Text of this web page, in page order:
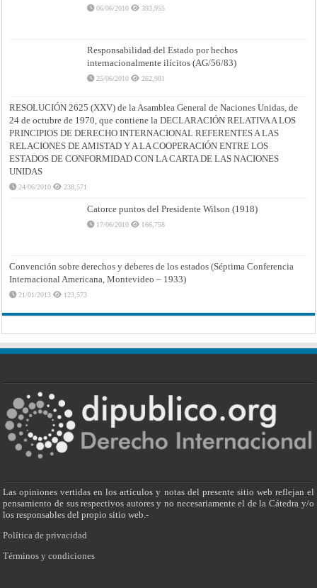
06/06/2010 393,955
Responsabilidad del Estado por hechos
internacionalmente ilícitos (AG/56/83)
25/06/2010 262,981
RESOLUCIÓN 2625 (XXV) de la Asamblea General de Naciones Unidas, de
24 de octubre de 1970, que contiene la DECLARACIÓN RELATIVA A LOS
PRINCIPIOS DE DERECHO INTERNACIONAL REFERENTES A LAS
RELACIONES DE AMISTAD Y A LA COOPERACIÓN ENTRE LOS
ESTADOS DE CONFORMIDAD CON LA CARTA DE LAS NACIONES
UNIDAS
24/06/2010 238,571
Catorce puntos del Presidente Wilson (1918)
17/06/2010 166,758
Convención sobre derechos y deberes de los estados (Séptima Conferencia
Internacional Americana, Montevideo – 1933)
21/01/2013 123,573
Las opiniones vertidas en los artículos y notas del presente sitio web reflejan el
pensamiento de sus respectivos autores y no necesariamente el de la Cátedra y/o
los responsables del propio sitio web.-
Política de privacidad
Términos y condiciones